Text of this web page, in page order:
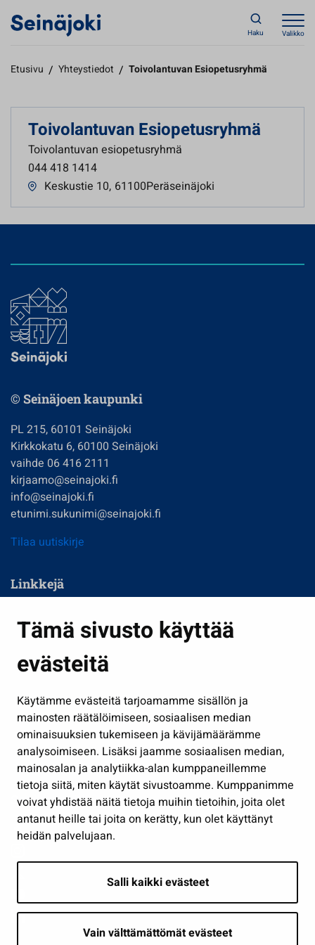
Tämä sivusto käyttää
evästeitä
Käytämme evästeitä tarjoamamme sisällön ja
mainosten räätälöimiseen, sosiaalisen median
ominaisuuksien tukemiseen ja kävijämäärämme
analysoimiseen. Lisäksi jaamme sosiaalisen median,
mainosalan ja analytiikka-alan kumppaneillemme
tietoja siitä, miten käytät sivustoamme. Kumppanimme
voivat yhdistää näitä tietoja muihin tietoihin, joita olet
antanut heille tai joita on kerätty, kun olet käyttänyt
heidän palvelujaan.
Salli kaikki evästeet
Vain välttämättömät evästeet
Haku Valikko
Etusivu / Yhteystiedot / Toivolantuvan Esiopetusryhmä
Toivolantuvan Esiopetusryhmä
Toivolantuvan esiopetusryhmä
044 418 1414
Keskustie 10, 61100Peräseinäjoki
© Seinäjoen kaupunki
PL 215, 60101 Seinäjoki
Kirkkokatu 6, 60100 Seinäjoki
vaihde 06 416 2111
kirjaamo@seinajoki.fi
info@seinajoki.fi
etunimi.sukunimi@seinajoki.fi
Tilaa uutiskirje
Linkkejä
Kasvatus ja opetus
Kulttuuri ja liikunta
Työ ja yrittäminen
Osallistu ja asioi
Näytä omat evästeasetukseni
Seuraa meitä